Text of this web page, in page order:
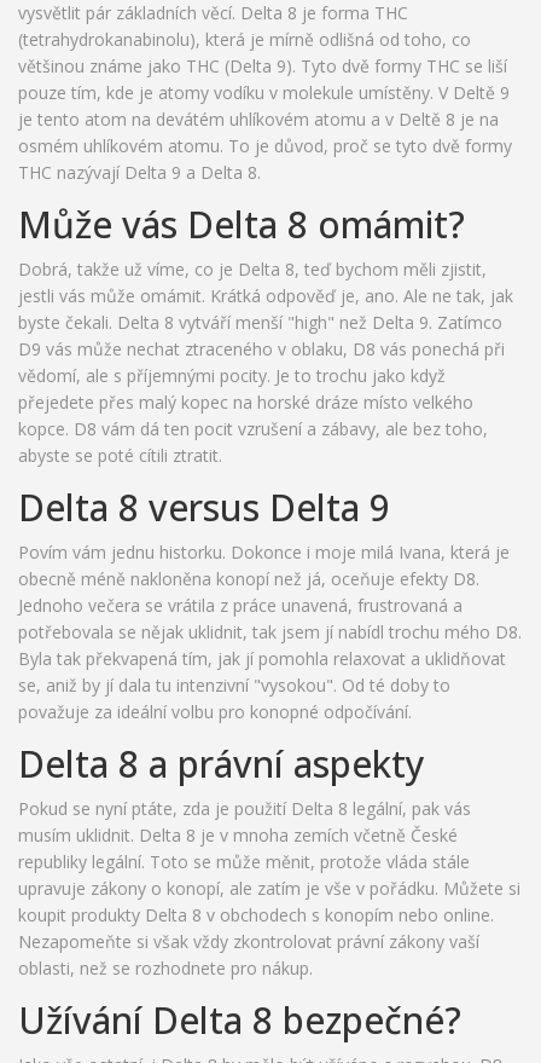
vysvětlit pár základních věcí. Delta 8 je forma THC
(tetrahydrokanabinolu), která je mírně odlišná od toho, co
většinou známe jako THC (Delta 9). Tyto dvě formy THC se liší
pouze tím, kde je atomy vodíku v molekule umístěny. V Deltě 9
je tento atom na devátém uhlíkovém atomu a v Deltě 8 je na
osmém uhlíkovém atomu. To je důvod, proč se tyto dvě formy
THC nazývají Delta 9 a Delta 8.
Může vás Delta 8 omámit?
Dobrá, takže už víme, co je Delta 8, teď bychom měli zjistit,
jestli vás může omámit. Krátká odpověď je, ano. Ale ne tak, jak
byste čekali. Delta 8 vytváří menší "high" než Delta 9. Zatímco
D9 vás může nechat ztraceného v oblaku, D8 vás ponechá při
vědomí, ale s příjemnými pocity. Je to trochu jako když
přejedete přes malý kopec na horské dráze místo velkého
kopce. D8 vám dá ten pocit vzrušení a zábavy, ale bez toho,
abyste se poté cítili ztratit.
Delta 8 versus Delta 9
Povím vám jednu historku. Dokonce i moje milá Ivana, která je
obecně méně nakloněna konopí než já, oceňuje efekty D8.
Jednoho večera se vrátila z práce unavená, frustrovaná a
potřebovala se nějak uklidnit, tak jsem jí nabídl trochu mého D8.
Byla tak překvapená tím, jak jí pomohla relaxovat a uklidňovat
se, aniž by jí dala tu intenzivní "vysokou". Od té doby to
považuje za ideální volbu pro konopné odpočívání.
Delta 8 a právní aspekty
Pokud se nyní ptáte, zda je použití Delta 8 legální, pak vás
musím uklidnit. Delta 8 je v mnoha zemích včetně České
republiky legální. Toto se může měnit, protože vláda stále
upravuje zákony o konopí, ale zatím je vše v pořádku. Můžete si
koupit produkty Delta 8 v obchodech s konopím nebo online.
Nezapomeňte si však vždy zkontrolovat právní zákony vaší
oblasti, než se rozhodnete pro nákup.
Užívání Delta 8 bezpečné?